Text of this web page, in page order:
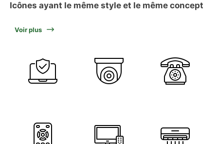
Icônes ayant le même style et le même concept
Voir plus